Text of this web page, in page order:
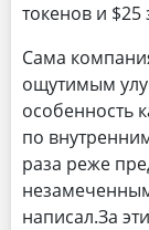
токенов и
Сама
ощутимым
особенность
по
раза реже
написал.За